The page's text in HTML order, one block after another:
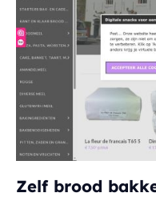
Zelf brood